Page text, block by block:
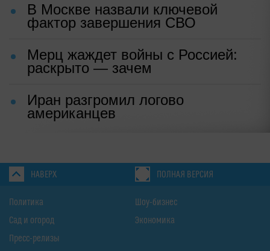
В Москве назвали ключевой
фактор завершения СВО
Мерц жаждет войны с Россией:
раскрыто — зачем
Иран разгромил логово
американцев
НАВЕРХ ПОЛНАЯ ВЕРСИЯ
Политика
Сад и огород
Пресс-релизы
Шоу-бизнес
Экономика